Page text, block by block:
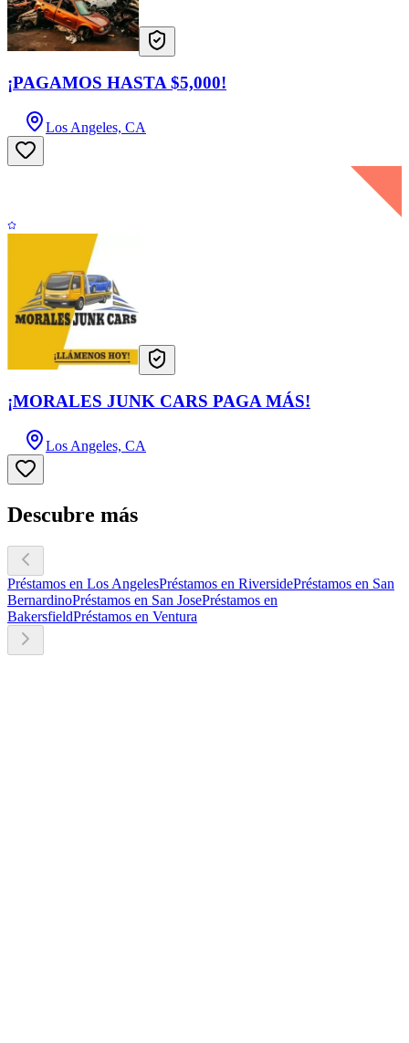
¡PAGAMOS HASTA $5,000!
Los Angeles, CA
¡MORALES JUNK CARS PAGA MÁS!
Los Angeles, CA
Descubre más
Préstamos en Los AngelesPréstamos en RiversidePréstamos en San
BernardinoPréstamos en San JosePréstamos en
BakersfieldPréstamos en Ventura